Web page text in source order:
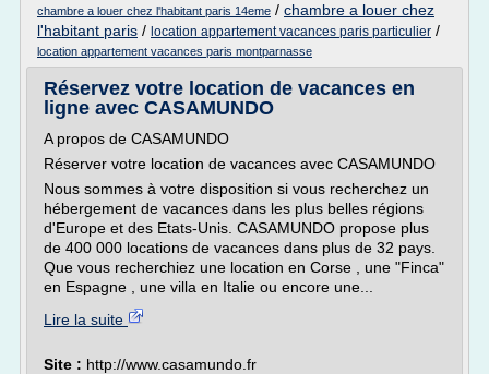
chambre a louer chez l'habitant paris 14eme / chambre a louer chez
l'habitant paris / location appartement vacances paris particulier /
location appartement vacances paris montparnasse
Réservez votre location de vacances en
ligne avec CASAMUNDO
A propos de CASAMUNDO
Réserver votre location de vacances avec CASAMUNDO
Nous sommes à votre disposition si vous recherchez un
hébergement de vacances dans les plus belles régions
d'Europe et des Etats-Unis. CASAMUNDO propose plus
de 400 000 locations de vacances dans plus de 32 pays.
Que vous recherchiez une location en Corse , une "Finca"
en Espagne , une villa en Italie ou encore une...
Lire la suite
Site : http://www.casamundo.fr